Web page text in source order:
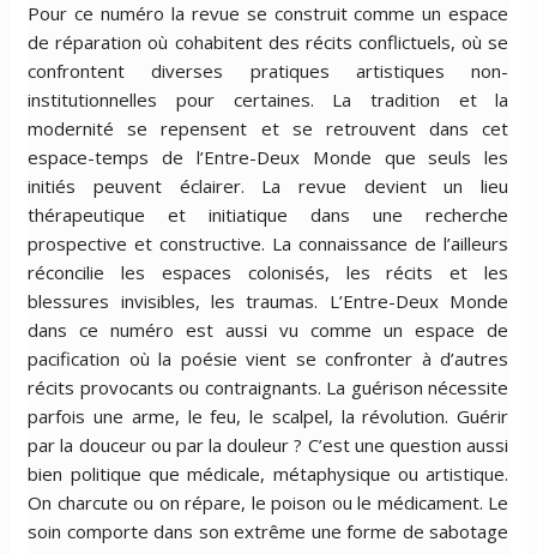
Pour ce numéro la revue se construit comme un espace
de réparation où cohabitent des récits conflictuels, où se
confrontent diverses pratiques artistiques non-
institutionnelles pour certaines. La tradition et la
modernité se repensent et se retrouvent dans cet
espace-temps de l’Entre-Deux Monde que seuls les
initiés peuvent éclairer. La revue devient un lieu
thérapeutique et initiatique dans une recherche
prospective et constructive. La connaissance de l’ailleurs
réconcilie les espaces colonisés, les récits et les
blessures invisibles, les traumas. L’Entre-Deux Monde
dans ce numéro est aussi vu comme un espace de
pacification où la poésie vient se confronter à d’autres
récits provocants ou contraignants. La guérison nécessite
parfois une arme, le feu, le scalpel, la révolution. Guérir
par la douceur ou par la douleur ? C’est une question aussi
bien politique que médicale, métaphysique ou artistique.
On charcute ou on répare, le poison ou le médicament. Le
soin comporte dans son extrême une forme de sabotage